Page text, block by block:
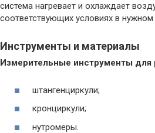
система нагревает и охлаждает
соответствующих условиях в
Инструменты и материалы
Измерительные инструменты для
штангенциркули;
кронциркули;
нутромеры.